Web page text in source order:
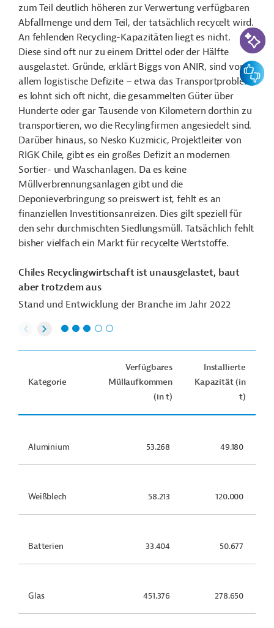
zum Teil deutlich höheren zur Verwertung verfügbaren
Abfallmenge und dem Teil, der tatsächlich recycelt wird.
An fehlenden Recycling-Kapazitäten liegt es nicht.
Diese sind oft nur zu einem Drittel oder der Hälfte
ausgelastet. Gründe, erklärt Biggs von ANIR, sind vor
allem logistische Defizite – etwa das Transportproblem,
es lohnt sich oft nicht, die gesammelten Güter über
Hunderte oder gar Tausende von Kilometern dorthin zu
transportieren, wo die Recylingfirmen angesiedelt sind.
Darüber hinaus, so Nesko Kuzmicic, Projektleiter von
RIGK Chile, gibt es ein großes Defizit an modernen
Sortier- und Waschanlagen. Da es keine
Müllverbrennungsanlagen gibt und die
Deponieverbringung so preiswert ist, fehlt es an
finanziellen Investitionsanreizen. Dies gilt speziell für
den sehr durchmischten Siedlungsmüll. Tatsächlich fehlt
bisher vielfach ein Markt für recycelte Wertstoffe.
Chiles Recyclingwirtschaft ist unausgelastet, baut
aber trotzdem aus
Stand und Entwicklung der Branche im Jahr 2022
Kategorie
Verfügbares
Müllaufkommen
(in t)
Installierte
Kapazität (in
t)
Aluminium 53.268 49.180
Weißblech 58.213 120.000
Batterien 33.404 50.677
Glas 451.376 278.650
KI-